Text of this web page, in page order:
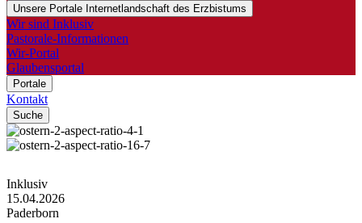
Unsere Portale Internetlandschaft des Erzbistums
Wir sind Inklusiv
Pastorale-Informationen
Wir-Portal
Glaubensportal
Portale
Kontakt
Suche
Inklusiv
15.04.2026
Paderborn